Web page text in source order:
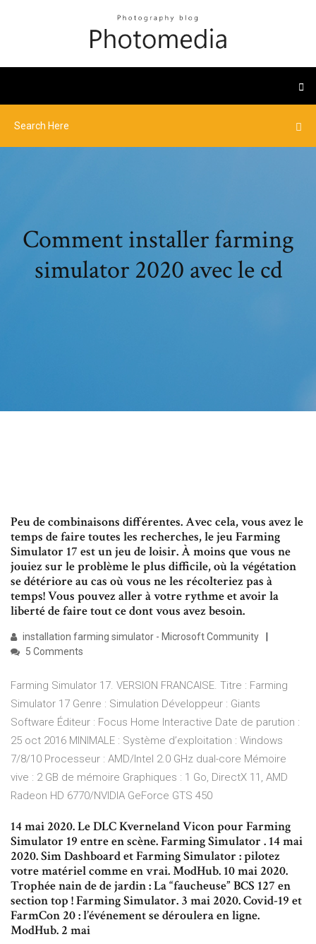
Comment installer farming
simulator 2020 avec le cd
Peu de combinaisons différentes. Avec cela, vous avez le
temps de faire toutes les recherches, le jeu Farming
Simulator 17 est un jeu de loisir. À moins que vous ne
jouiez sur le problème le plus difficile, où la végétation
se détériore au cas où vous ne les récolteriez pas à
temps! Vous pouvez aller à votre rythme et avoir la
liberté de faire tout ce dont vous avez besoin.
installation farming simulator - Microsoft Community
5 Comments
Farming Simulator 17. VERSION FRANCAISE. Titre : Farming
Simulator 17 Genre : Simulation Développeur : Giants
Software Éditeur : Focus Home Interactive Date de parution :
25 oct 2016 MINIMALE : Système d’exploitation : Windows
7/8/10 Processeur : AMD/Intel 2.0 GHz dual-core Mémoire
vive : 2 GB de mémoire Graphiques : 1 Go, DirectX 11, AMD
Radeon HD 6770/NVIDIA GeForce GTS 450
14 mai 2020. Le DLC Kverneland Vicon pour Farming
Simulator 19 entre en scène. Farming Simulator . 14 mai
2020. Sim Dashboard et Farming Simulator : pilotez
votre matériel comme en vrai. ModHub. 10 mai 2020.
Trophée nain de de jardin : La “faucheuse” BCS 127 en
section top ! Farming Simulator. 3 mai 2020. Covid-19 et
FarmCon 20 : l’événement se déroulera en ligne.
ModHub. 2 mai